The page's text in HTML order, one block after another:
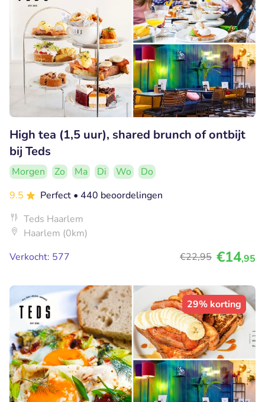
High tea (1,5 uur), shared brunch of ontbijt
bij Teds
Morgen Zo Ma Di Wo
Do
9.5
Perfect • 440 beoordelingen
Teds Haarlem
Haarlem (0km)
Verkocht: 577
€22,95 €14,95
29% korting